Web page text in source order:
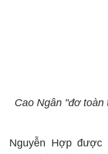
Cao Ngân "đơ toàn
Nguyễn Hợp